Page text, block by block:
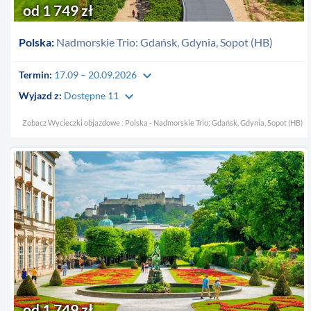
Polska: Nadmorskie Trio: Gdańsk, Gdynia, Sopot (HB)
od 1 749 zł
Termin: 17.09 – 20.09.2026 keyboard_arrow_down
Wyjazd z: Dostępne 11 keyboard_arrow_down
Zobacz Wycieczki objazdowe : Polska - Nadmorskie Trio: Gdańsk, Gdynia, Sopot (HB)